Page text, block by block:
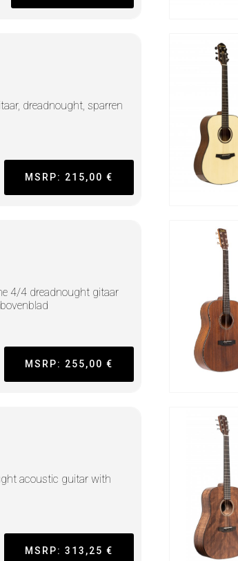
dreadnought, sparren
MSRP: 215,00 €
4/4 dreadnought gitaar
MSRP: 255,00 €
acoustic guitar with
MSRP: 313,25 €